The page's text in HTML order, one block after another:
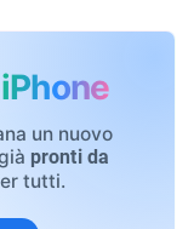
iPhone
un nuovo
pronti da
tutti.